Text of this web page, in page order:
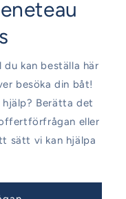
kan beställa här
besöka din båt!
hjälp? Berätta det
eller
sätt vi kan hjälpa